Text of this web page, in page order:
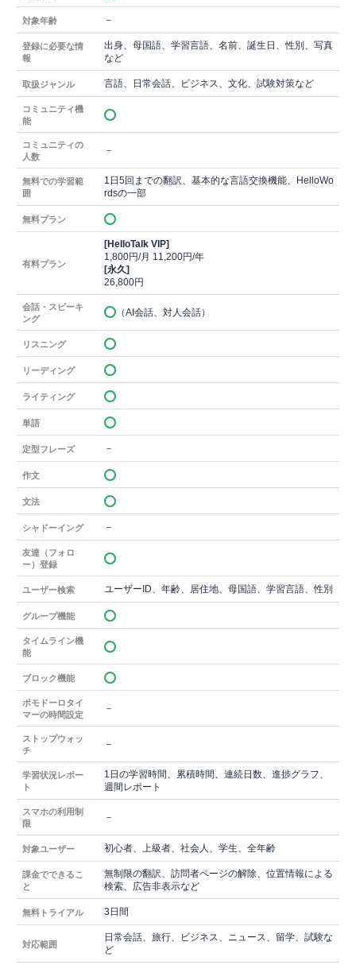
対象年齢 －
登録に必要な情
報
出身、母国語、学習言語、名前、誕生日、性別、写真
など
取扱ジャンル 言語、日常会話、ビジネス、文化、試験対策など
コミュニティ機
能
コミュニティの
人数
－
無料での学習範
囲
1日5回までの翻訳、基本的な言語交換機能、HelloWo
rdsの一部
無料プラン
有料プラン
[HelloTalk VIP]
1,800円/月 11,200円/年
[永久]
26,800円
会話・スピーキ
ング
（AI会話、対人会話）
リスニング
リーディング
ライティング
単語
定型フレーズ －
作文
文法
シャドーイング －
友達（フォロ
ー）登録
ユーザー検索 ユーザーID、年齢、居住地、母国語、学習言語、性別
グループ機能
タイムライン機
能
ブロック機能
ポモドーロタイ
マーの時間設定
－
ストップウォッ
チ
－
学習状況レポー
ト
1日の学習時間、累積時間、連続日数、進捗グラフ、
週間レポート
スマホの利用制
限
－
対象ユーザー 初心者、上級者、社会人、学生、全年齢
課金でできるこ
と
無制限の翻訳、訪問者ページの解除、位置情報による
検索、広告非表示など
無料トライアル 3日間
対応範囲
日常会話、旅行、ビジネス、ニュース、留学、試験な
ど